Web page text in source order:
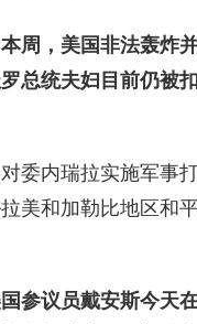
周，美国非法轰炸
总统夫妇目前仍被
委内瑞拉实施军事
美和加勒比地区和
参议员戴安斯今天